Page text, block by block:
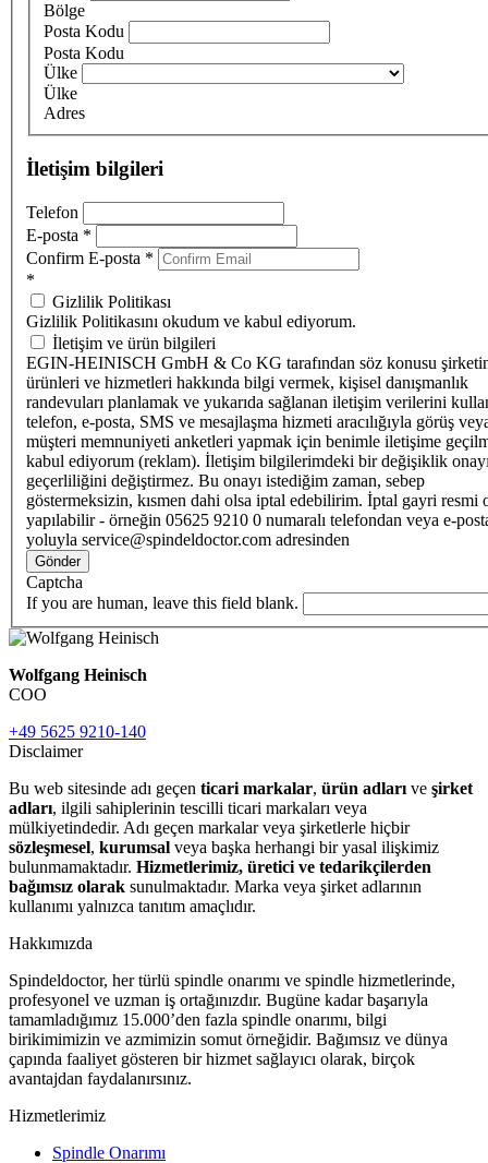
Bölge
Posta Kodu
Posta Kodu
Ülke
Ülke
Adres
İletişim bilgileri
Telefon
E-posta *
Confirm E-posta *
*
Gizlilik Politikası
Gizlilik Politikasını okudum ve kabul ediyorum.
İletişim ve ürün bilgileri
EGIN-HEINISCH GmbH & Co KG tarafından söz konusu
ürünleri ve hizmetleri hakkında bilgi vermek, kişisel danışmanlık
randevuları planlamak ve yukarıda sağlanan iletişim verilerini
telefon, e-posta, SMS ve mesajlaşma hizmeti aracılığıyla görüş
müşteri memnuniyeti anketleri yapmak için benimle iletişime
kabul ediyorum (reklam). İletişim bilgilerimdeki bir değişiklik
geçerliliğini değiştirmez. Bu onayı istediğim zaman, sebep
göstermeksizin, kısmen dahi olsa iptal edebilirim. İptal gayri resmi
yapılabilir - örneğin 05625 9210 0 numaralı telefondan veya e-
yoluyla service@spindeldoctor.com adresinden
Gönder
Captcha
If you are human, leave this field blank.
Wolfgang Heinisch
COO
+49 5625 9210-140
Disclaimer
Bu web sitesinde adı geçen ticari markalar, ürün adları ve şirket
adları, ilgili sahiplerinin tescilli ticari markaları veya
mülkiyetindedir. Adı geçen markalar veya şirketlerle hiçbir
sözleşmesel, kurumsal veya başka herhangi bir yasal ilişkimiz
bulunmamaktadır. Hizmetlerimiz, üretici ve tedarikçilerden
bağımsız olarak sunulmaktadır. Marka veya şirket adlarının
kullanımı yalnızca tanıtım amaçlıdır.
Hakkımızda
Spindeldoctor, her türlü spindle onarımı ve spindle hizmetlerinde,
profesyonel ve uzman iş ortağınızdır. Bugüne kadar başarıyla
tamamladığımız 15.000’den fazla spindle onarımı, bilgi
birikimimizin ve azmimizin somut örneğidir. Bağımsız ve dünya
çapında faaliyet gösteren bir hizmet sağlayıcı olarak, birçok
avantajdan faydalanırsınız.
Hizmetlerimiz
Spindle Onarımı